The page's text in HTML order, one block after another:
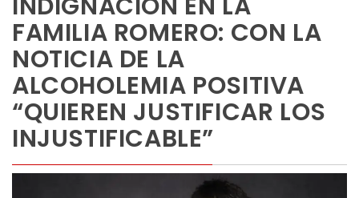
FAMILIA ROMERO: CON LA
NOTICIA DE LA
ALCOHOLEMIA POSITIVA
“QUIEREN JUSTIFICAR LOS
INJUSTIFICABLE”